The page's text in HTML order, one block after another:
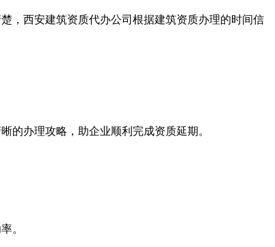
，西安建筑资质代办公司根据建筑资质办理的时间信
的办理攻略，助企业顺利完成资质延期。
。